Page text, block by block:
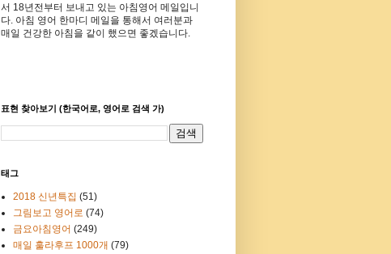
서 18년전부터 보내고 있는 아침영어 메일입니
다. 아침 영어 한마디 메일을 통해서 여러분과
매일 건강한 아침을 같이 했으면 좋겠습니다.
표현 찾아보기 (한국어로, 영어로 검색 가)
태그
2018 신년특집 (51)
그림보고 영어로 (74)
금요아침영어 (249)
매일 훌라후프 1000개 (79)